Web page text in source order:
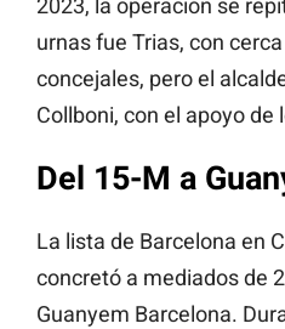
urnas fue Trias, con
concejales, pero el
Collboni, con el apoyo de
Del 15-M a
La lista de Barcelona en
concretó a mediados de
Guanyem Barcelona.